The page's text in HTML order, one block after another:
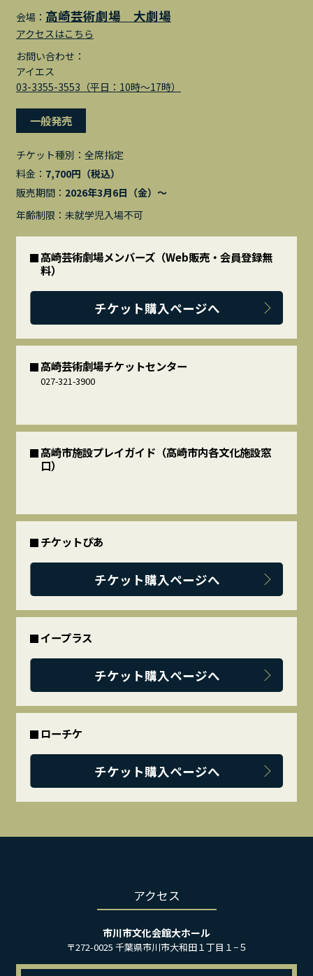
会場： 高崎芸術劇場 大劇場
アクセスはこちら
お問い合わせ：
アイエス
03-3355-3553（平日：10時～17時）
一般発売
チケット種別： 全席指定
料金： 7,700円（税込）
販売期間： 2026年3月6日（金）〜
年齢制限：未就学児入場不可
高崎芸術劇場メンバーズ（Web販売・会員登録無
料）
チケット購入ページへ
高崎芸術劇場チケットセンター
027-321-3900
高崎市施設プレイガイド（高崎市内各文化施設窓
口）
チケットぴあ
チケット購入ページへ
イープラス
チケット購入ページへ
ローチケ
チケット購入ページへ
アクセス
市川市文化会館大ホール
〒272-0025 千葉県市川市大和田１丁目１−５